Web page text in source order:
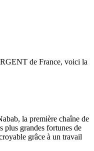
de France, voici la
la première chaîne de
plus grandes fortunes de
grâce à un travail